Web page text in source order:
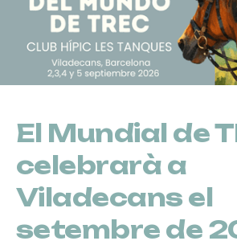
El Mundial de
celebrarà a
Viladecans el
setembre de